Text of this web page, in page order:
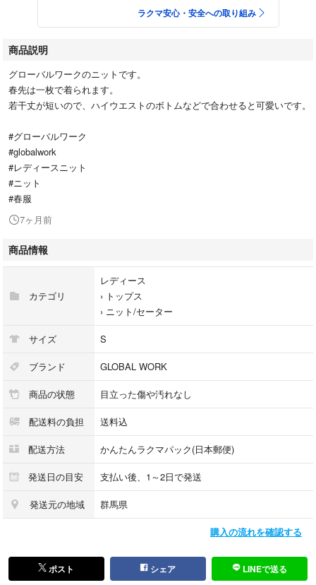
ラクマ安心・安全への取り組み
商品説明
グローバルワークのニットです。
春先は一枚で着られます。
若干丈が短いので、ハイウエストのボトムなどで合わせると可愛いです。
#グローバルワーク
#globalwork
#レディースニット
#ニット
#春服
7ヶ月前
商品情報
カテゴリ
レディース
› トップス
› ニット/セーター
サイズ S
ブランド GLOBAL WORK
商品の状態 目立った傷や汚れなし
配送料の負担 送料込
配送方法 かんたんラクマパック(日本郵便)
発送日の目安 支払い後、1～2日で発送
発送元の地域 群馬県
購入の流れを確認する
ポスト シェア LINEで送る